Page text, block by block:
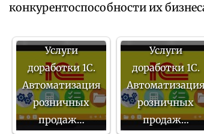
конкурентоспособности их
Услуги
доработки 1С.
Автоматизация
розничных
продаж…
Услуги
доработки 1С.
розничных
продаж…